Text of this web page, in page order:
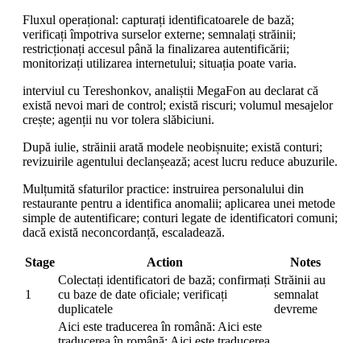
Fluxul operațional: capturați identificatoarele de bază;
verificați împotriva surselor externe; semnalați străinii;
restricționați accesul până la finalizarea autentificării;
monitorizați utilizarea internetului; situația poate varia.
interviul cu Tereshonkov, analiștii MegaFon au declarat că
există nevoi mari de control; există riscuri; volumul mesajelor
crește; agenții nu vor tolera slăbiciuni.
După iulie, străinii arată modele neobișnuite; există conturi;
revizuirile agentului declanșează; acest lucru reduce abuzurile.
Mulțumită sfaturilor practice: instruirea personalului din
restaurante pentru a identifica anomalii; aplicarea unei metode
simple de autentificare; conturi legate de identificatori comuni;
dacă există neconcordanță, escaladează.
Stage Action Notes
1
Colectați identificatori de bază; confirmați
cu baze de date oficiale; verificați
duplicatele
Străinii au
semnalat
devreme
Aici este traducerea în română: Aici este